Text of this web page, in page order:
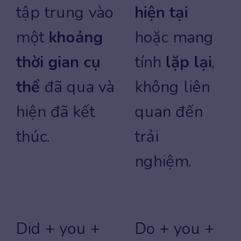
tập trung vào
một khoảng
thời gian cụ
thể đã qua và
hiện đã kết
thúc.
hiện tại
hoặc mang
tính lặp lại,
không liên
quan đến
trải
nghiệm.
Did + you +
Do + you +